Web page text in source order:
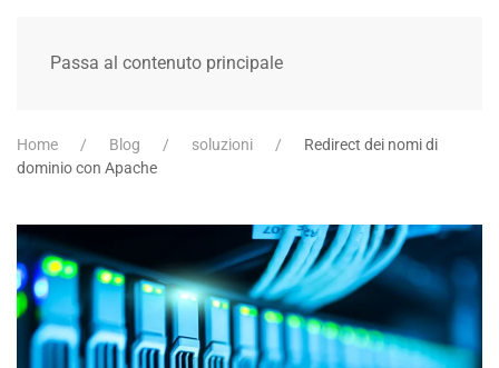
Passa al contenuto principale
Home Blog soluzioni
Redirect dei nomi di
dominio con Apache